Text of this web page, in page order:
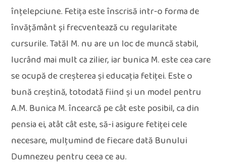
înțelepciune. Fetița este înscrisă intr-o forma de
învățământ și frecventează cu regularitate
cursurile. Tatăl M. nu are un loc de muncă stabil,
lucrând mai mult ca zilier, iar bunica M. este cea care
se ocupă de creșterea și educația fetiței. Este o
bună creștină, totodată fiind și un model pentru
A.M. Bunica M. încearcă pe cât este posibil, ca din
pensia ei, atât cât este, să-i asigure fetiței cele
necesare, mulțumind de fiecare dată Bunului
Dumnezeu pentru ceea ce au.